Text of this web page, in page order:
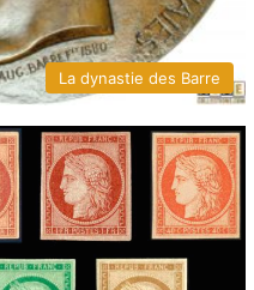
La dynastie des Barre